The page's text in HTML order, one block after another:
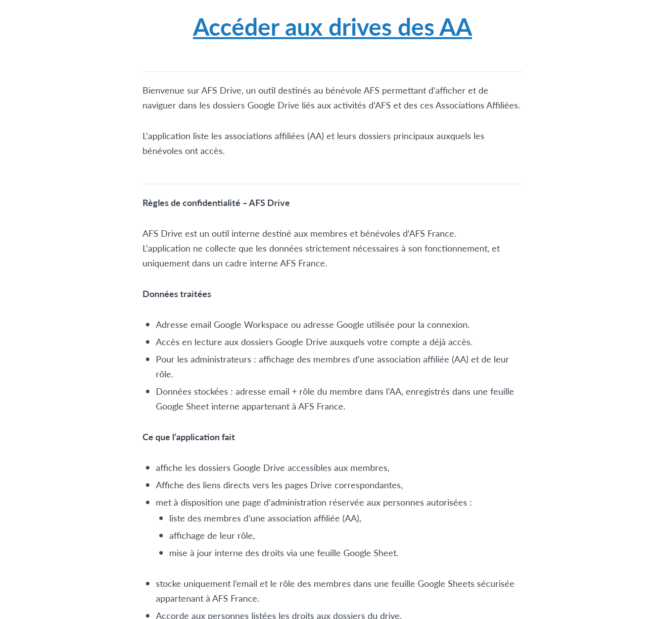
Accéder aux drives des AA
Bienvenue sur AFS Drive, un outil destinés au bénévole AFS permettant d’afficher et de
naviguer dans les dossiers Google Drive liés aux activités d’AFS et des ces Associations Affiliées.
L’application liste les associations affiliées (AA) et leurs dossiers principaux auxquels les
bénévoles ont accès.
Règles de confidentialité – AFS Drive
AFS Drive est un outil interne destiné aux membres et bénévoles d’AFS France.
L’application ne collecte que les données strictement nécessaires à son fonctionnement, et
uniquement dans un cadre interne AFS France.
Données traitées
Adresse email Google Workspace ou adresse Google utilisée pour la connexion.
Accès en lecture aux dossiers Google Drive auxquels votre compte a déjà accès.
Pour les administrateurs : affichage des membres d’une association affiliée (AA) et de leur
rôle.
Données stockées : adresse email + rôle du membre dans l’AA, enregistrés dans une feuille
Google Sheet interne appartenant à AFS France.
Ce que l’application fait
affiche les dossiers Google Drive accessibles aux membres,
Affiche des liens directs vers les pages Drive correspondantes,
met à disposition une page d’administration réservée aux personnes autorisées :
liste des membres d’une association affiliée (AA),
affichage de leur rôle,
mise à jour interne des droits via une feuille Google Sheet.
stocke uniquement l’email et le rôle des membres dans une feuille Google Sheets sécurisée
appartenant à AFS France.
Accorde aux personnes listées les droits aux dossiers du drive.